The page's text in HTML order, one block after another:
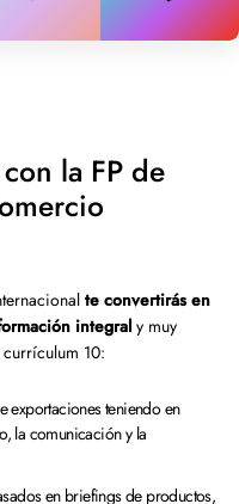
la FP de
te convertirás en
integral y muy
10:
exportaciones teniendo en
la comunicación y la
en briefings de productos,